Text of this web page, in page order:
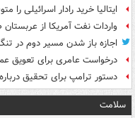
ایتالیا خرید رادار اسرائیلی را
واردات نفت آمریکا از
اجازه باز شدن مسیر دوم در
درخواست عامری برای تعویق
دستور ترامپ برای تحقیق
سلامت